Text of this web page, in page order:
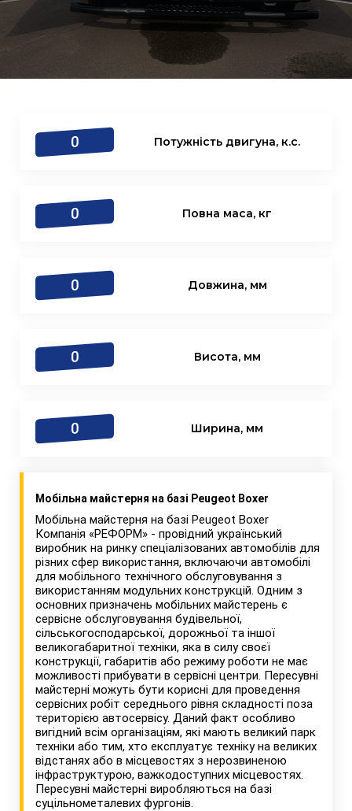
Потужність двигуна, к.с.
0
Повна маса, кг
0
Довжина, мм
0
Висота, мм
0
Ширина, мм
0
Мобільна майстерня на базі Peugeot Boxer
Мобільна майстерня на базі Peugeot Boxer
Компанія «РЕФОРМ» - провідний український
виробник на ринку спеціалізованих автомобілів для
різних сфер використання, включаючи автомобілі
для мобільного технічного обслуговування з
використанням модульних конструкцій. Одним з
основних призначень мобільних майстерень є
сервісне обслуговування будівельної,
сільськогосподарської, дорожньої та іншої
великогабаритної техніки, яка в силу своєї
конструкції, габаритів або режиму роботи не має
можливості прибувати в сервісні центри. Пересувні
майстерні можуть бути корисні для проведення
сервісних робіт середнього рівня складності поза
територією автосервісу. Даний факт особливо
вигідний всім організаціям, які мають великий парк
техніки або тим, хто експлуатує техніку на великих
відстанях або в місцевостях з нерозвиненою
інфраструктурою, важкодоступних місцевостях.
Пересувні майстерні виробляються на базі
суцільнометалевих фургонів.